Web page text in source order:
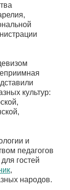
культур:
и
педагогов
гостей
,
народов.